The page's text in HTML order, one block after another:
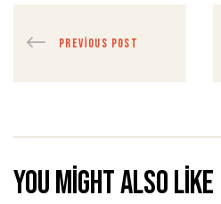
PREVIOUS POST
You might also like